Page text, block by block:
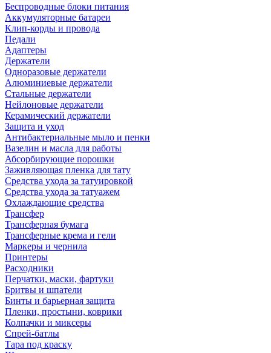
Беспроводные блоки питания
Аккумуляторные батареи
Клип-корды и провода
Педали
Адаптеры
Держатели
Одноразовые держатели
Алюминиевые держатели
Стальные держатели
Нейлоновые держатели
Керамический держатели
Защита и уход
Антибактериальные мыло и пенки
Вазелин и масла для работы
Абсорбирующие порошки
Заживляющая пленка для тату
Средства ухода за татуировкой
Средства ухода за татуажем
Охлаждающие средства
Трансфер
Трансферная бумага
Трансферные крема и гели
Маркеры и чернила
Принтеры
Расходники
Перчатки, маски, фартуки
Бритвы и шпатели
Бинты и барьерная защита
Пленки, простыни, коврики
Колпачки и миксеры
Спрей-батлы
Тара под краску